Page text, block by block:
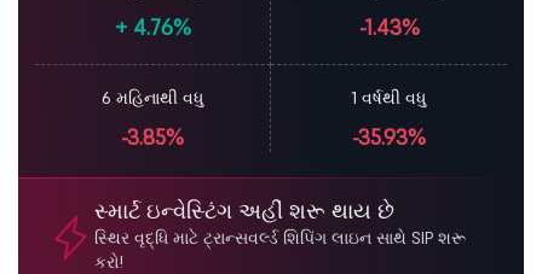
+4.76% -1.43%
6 મહિનાથી વધુ
-3.85%
1 વર્ષથી વધુ
-35.93%
સ્માર્ટ ઇન્વેસ્ટિંગ અહીં શરૂ થાય છે
સ્થિર વૃદ્ધિ માટે ટ્રાન્સવર્લ્ડ શિપિંગ લાઇન સાથે SIP શરૂ
કરો!